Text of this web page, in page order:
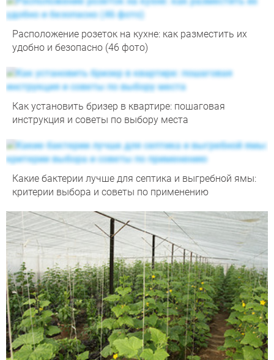
Расположение розеток на кухне: как разместить их
удобно и безопасно (46 фото)
Как установить бризер в квартире: пошаговая
инструкция и советы по выбору места
Какие бактерии лучше для септика и выгребной ямы:
критерии выбора и советы по применению